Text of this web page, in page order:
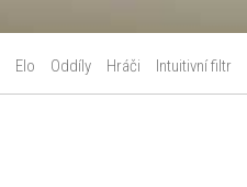
Elo Oddíly Hráči Intuitivní filtr